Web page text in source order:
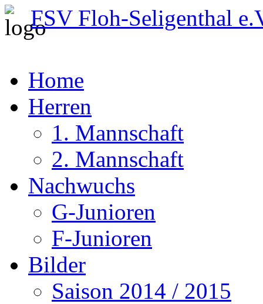
FSV Floh-Seligenthal
Home
Herren
1. Mannschaft
2. Mannschaft
Nachwuchs
G-Junioren
F-Junioren
Bilder
Saison 2014 / 2015